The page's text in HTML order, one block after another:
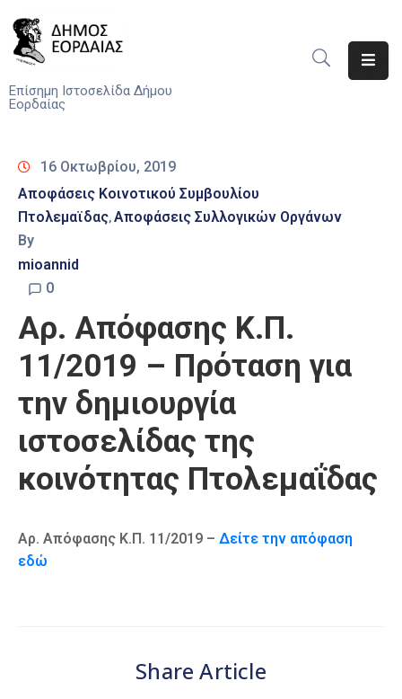
Επίσημη Ιστοσελίδα Δήμου
Εορδαίας
Υπηρεσίες
Του
Δήμου
Αποφάσεις
Τηλέφωνα
16 Οκτωβρίου, 2019
Αποφάσεις Κοινοτικού Συμβουλίου
Πτολεμαϊδας‚Αποφάσεις Συλλογικών Οργάνων
By
mioannid
0
Αρ. Απόφασης Κ.Π.
11/2019 – Πρόταση για
την δημιουργία
ιστοσελίδας της
κοινότητας Πτολεμαΐδας
Αρ. Απόφασης Κ.Π. 11/2019 – Δείτε την απόφαση
εδώ
Share Article